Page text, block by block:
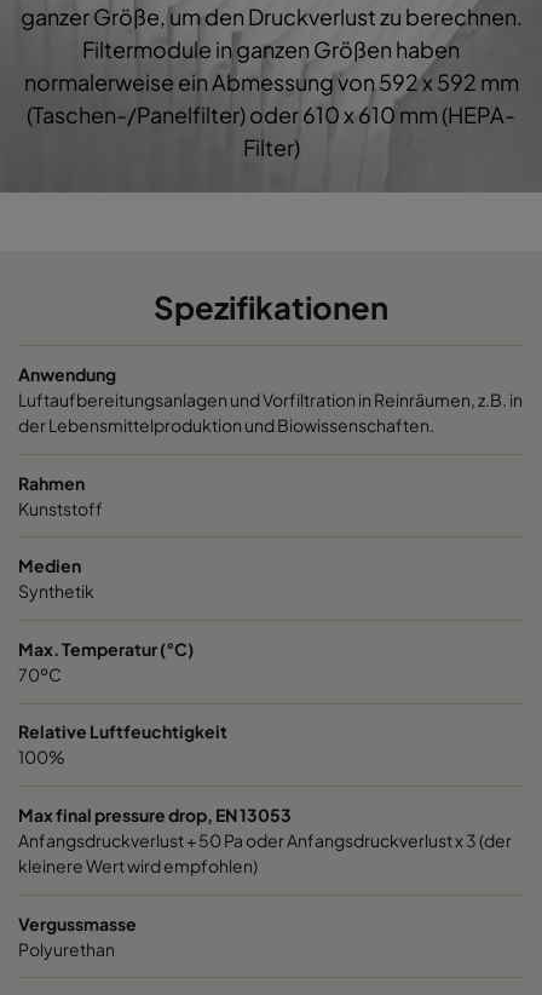
CO60 592x490x370-6 Coarse 60% G4
CO60 592x287x370-6 G4
ganzer Größe, um den Druckverlust zu berechnen.
Filtermodule in ganzen Größen haben
normalerweise ein Abmessung von 592 x 592 mm
(Taschen-/Panelfilter) oder 610 x 610 mm (HEPA-
Filter)
Spezifikationen
Anwendung
Luftaufbereitungsanlagen und Vorfiltration in Reinräumen, z.B. in
der Lebensmittelproduktion und Biowissenschaften.
Rahmen
Kunststoff
Medien
Synthetik
Max. Temperatur (°C)
70ºC
Relative Luftfeuchtigkeit
100%
Max final pressure drop, EN 13053
Anfangsdruckverlust + 50 Pa oder Anfangsdruckverlust x 3 (der
kleinere Wert wird empfohlen)
Vergussmasse
Polyurethan